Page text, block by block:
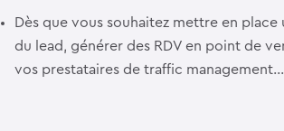
Dès que vous souhaitez mettre en
du lead, générer des RDV en point de
vos prestataires de traffic management…